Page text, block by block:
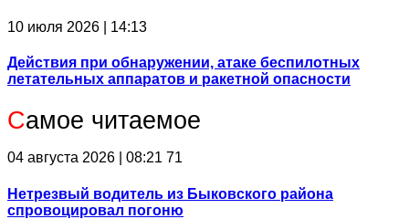
10 июля 2026 | 14:13
Действия при обнаружении, атаке беспилотных
летательных аппаратов и ракетной опасности
Самое читаемое
04 августа 2026 | 08:21 71
Нетрезвый водитель из Быковского района
спровоцировал погоню